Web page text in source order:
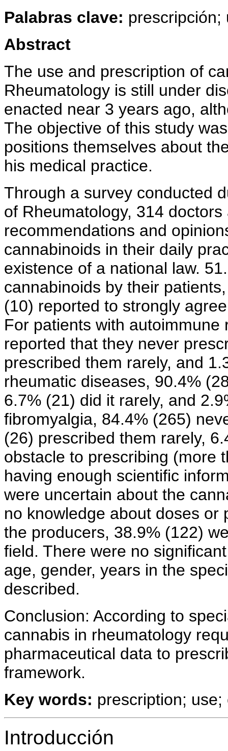
Palabras clave: prescripción;
Abstract
The use and prescription of
Rheumatology is still under
enacted near 3 years ago,
The objective of this study
positions themselves about
his medical practice.
Through a survey conducted
of Rheumatology, 314
recommendations and
cannabinoids in their daily
existence of a national law.
cannabinoids by their
(10) reported to strongly
For patients with
reported that they never
prescribed them rarely, and
rheumatic diseases, 90.4%
6.7% (21) did it rarely, and
fibromyalgia, 84.4% (265)
(26) prescribed them rarely,
obstacle to prescribing (more
having enough scientific
were uncertain about the
no knowledge about doses or
the producers, 38.9% (122)
field. There were no
age, gender, years in the
described.
Conclusion: According to
cannabis in rheumatology
pharmaceutical data to
framework.
Key words: prescription;
Introducción